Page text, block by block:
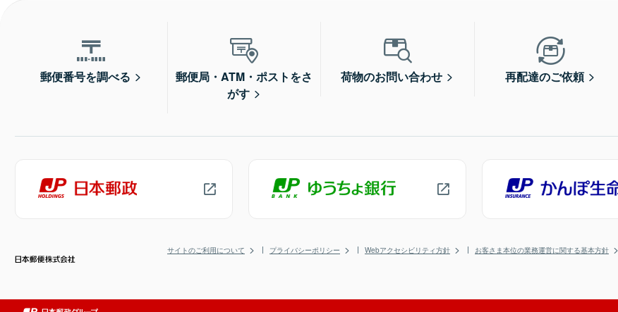
郵便番号を調べる
郵便局・ATM・ポストをさ
がす
荷物のお問い合わせ 再配達のご依頼
サイトのご利用について プライバシーポリシー Webアクセシビリティ方針 お客さま本位の業務運営に関する基本方針